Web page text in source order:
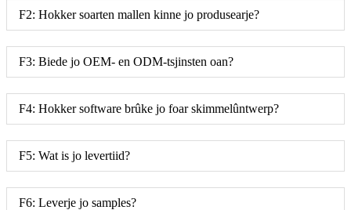
F2: Hokker soarten mallen kinne jo produsearje?
F3: Biede jo OEM- en ODM-tsjinsten oan?
F4: Hokker software brûke jo foar skimmelûntwerp?
F5: Wat is jo levertiid?
F6: Leverje jo samples?